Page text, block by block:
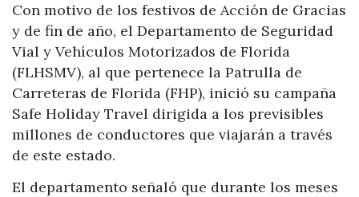
Con motivo de los festivos de Acción de Gracias
y de fin de año, el Departamento de Seguridad
Vial y Vehículos Motorizados de Florida
(FLHSMV), al que pertenece la Patrulla de
Carreteras de Florida (FHP), inició su campaña
Safe Holiday Travel dirigida a los previsibles
millones de conductores que viajarán a través
de este estado.
El departamento señaló que durante los meses